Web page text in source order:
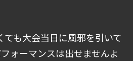
ても大会当日に風邪を引いて
ォーマンスは出せませんよ